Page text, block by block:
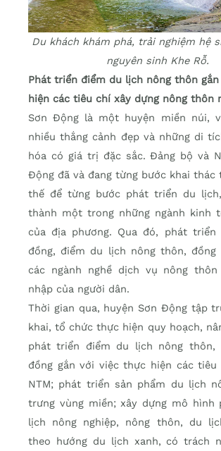
Du khách khám phá, trải nghiệm hệ
nguyên sinh Khe Rỗ.
Phát triển điểm du lịch nông thôn
hiện các tiêu chí xây dựng nông thôn
Sơn Động là một huyện miền núi,
nhiều thắng cảnh đẹp và những di
hóa có giá trị đặc sắc. Đảng bộ và
Động đã và đang từng bước khai thác
thế để từng bước phát triển du
thành một trong những ngành kinh
của địa phương. Qua đó, phát
đồng, điểm du lịch nông thôn, đồng
các ngành nghề dịch vụ nông
nhập của người dân.
Thời gian qua, huyện Sơn Động tập
khai, tổ chức thực hiện quy hoạch,
phát triển điểm du lịch nông thôn,
đồng gắn với việc thực hiện các tiêu
NTM; phát triển sản phẩm du lịch
trưng vùng miền; xây dựng mô hình
lịch nông nghiệp, nông thôn, du
theo hướng du lịch xanh, có trách